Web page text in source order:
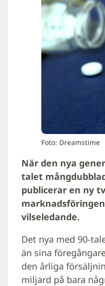
Foto: Dreamstime
När den nya
talet
publicerar en ny
vilseledande.
Det nya med 90-
än sina
den årliga
miljard på bara